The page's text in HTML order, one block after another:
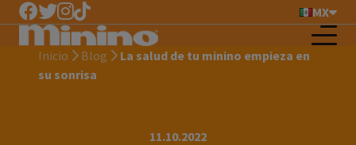
MX
Inicio Blog
La salud de tu minino empieza en
su sonrisa
11.10.2022